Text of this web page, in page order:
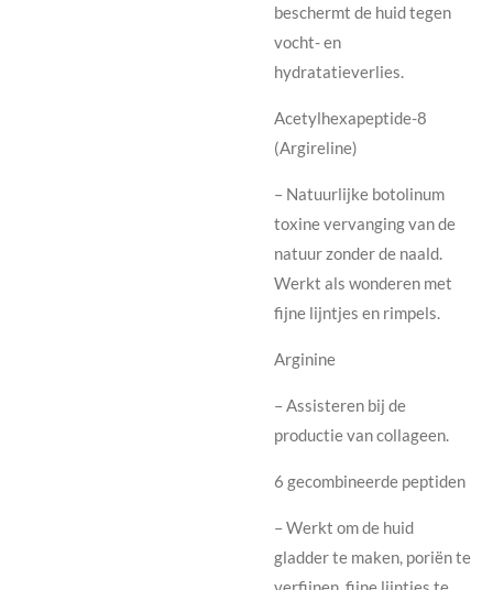
beschermt de huid tegen
vocht- en
hydratatieverlies.
Acetylhexapeptide-8
(Argireline)
– Natuurlijke botolinum
toxine vervanging van de
natuur zonder de naald.
Werkt als wonderen met
fijne lijntjes en rimpels.
Arginine
– Assisteren bij de
productie van collageen.
6 gecombineerde peptiden
– Werkt om de huid
gladder te maken, poriën te